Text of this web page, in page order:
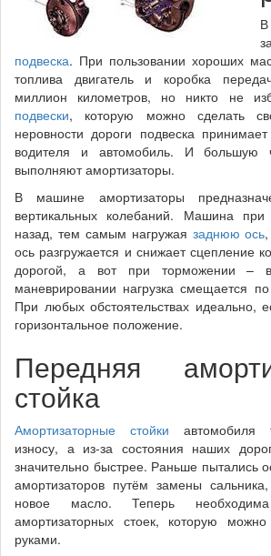
подвеска. При пользовании хороших
топлива двигатель и коробка
миллион километров, но никто не
подвески, которую можно сделать
неровности дороги подвеска
водителя и автомобиль. И большую
выполняют амортизаторы.
В машине амортизаторы
вертикальных колебаний. Машина при
назад, тем самым нагружая заднюю ось
ось разгружается и снижает сцепление
дорогой, а вот при торможении –
маневрировании нагрузка смещается
При любых обстоятельствах идеально,
горизонтальное положение.
Передняя
стойка
Амортизаторные стойки автомобиля
износу, а из-за состояния наших
значительно быстрее. Раньше пытались
амортизаторов путём замены
новое масло. Теперь
амортизаторных стоек, которую
руками.